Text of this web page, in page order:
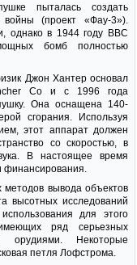
пыталась создать
(проект «Фау-3»).
однако в 1944 году ВВС
бомб полностью
Джон Хантер основал
Co и с 1996 года
Она оснащена 140-
сгорания. Используя
этот аппарат должен
со скоростью, в
В настоящее время
финансирования.
методов вывода объектов
высотных исследований
для этого
ряд серьезных
орудиями. Некоторые
петля Лофстрома.